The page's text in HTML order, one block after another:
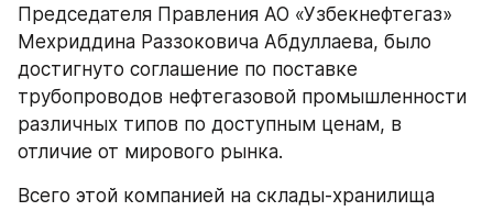
Председателя Правления АО «Узбекнефтегаз»
Мехриддина Раззоковича Абдуллаева, было
достигнуто соглашение по поставке
трубопроводов нефтегазовой промышленности
различных типов по доступным ценам, в
отличие от мирового рынка.
Всего этой компанией на склады-хранилища